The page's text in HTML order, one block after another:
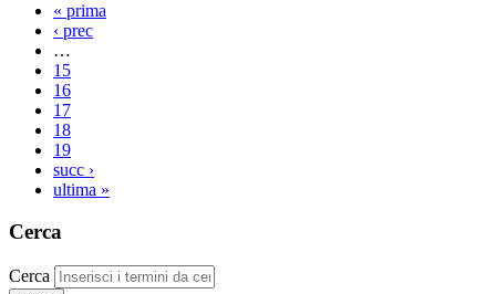
« prima
‹ prec
…
15
16
17
18
19
succ ›
ultima »
Cerca
Cerca